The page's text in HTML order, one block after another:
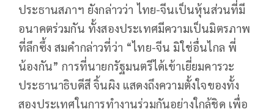
ประธานสภาฯ ยังกล่าวว่า ไทย-จีนเป็นหุ้นส่วนที่มี
อนาคตร่วมกัน ทั้งสองประเทศมีความเป็นมิตรภาพ
ที่ลึกซึ้ง สมคำกล่าวที่ว่า “ไทย-จีน มิใช่อื่นไกล พี่
น้องกัน” การที่นายกรัฐมนตรีได้เข้าเยี่ยมคารวะ
ประธานาธิบดีสี จิ้นผิง แสดงถึงความตั้งใจของทั้ง
สองประเทศในการทำงานร่วมกันอย่างใกล้ชิด เพื่อ